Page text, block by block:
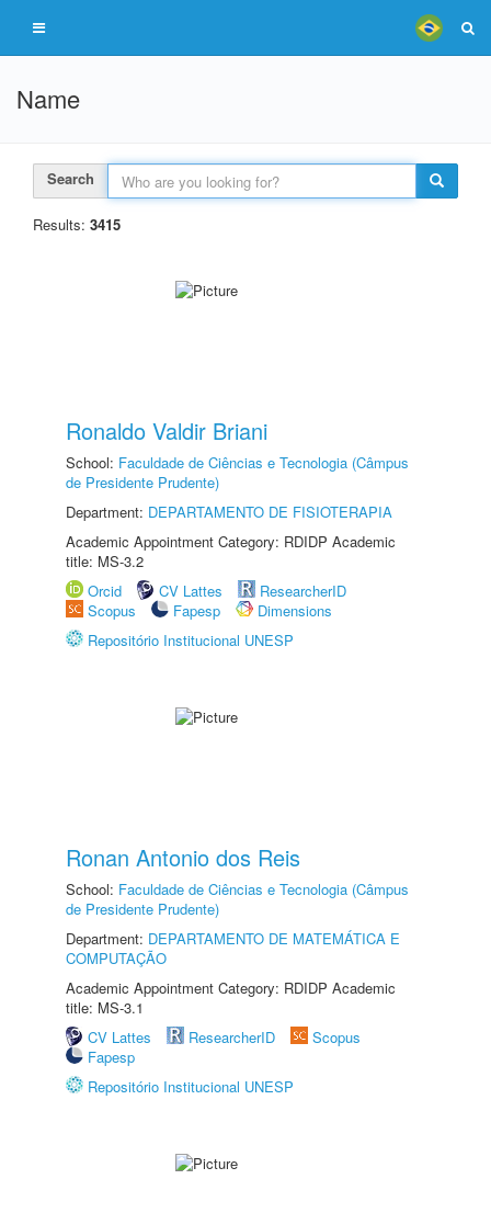
Name
Search
Results: 3415
Ronaldo Valdir Briani
School: Faculdade de Ciências e Tecnologia (Câmpus
de Presidente Prudente)
Department: DEPARTAMENTO DE FISIOTERAPIA
Academic Appointment Category: RDIDP Academic
title: MS-3.2
Orcid
CV Lattes
ResearcherID
Scopus
Fapesp
Dimensions
Repositório Institucional UNESP
Ronan Antonio dos Reis
School: Faculdade de Ciências e Tecnologia (Câmpus
de Presidente Prudente)
Department: DEPARTAMENTO DE MATEMÁTICA E
COMPUTAÇÃO
Academic Appointment Category: RDIDP Academic
title: MS-3.1
CV Lattes
ResearcherID
Scopus
Fapesp
Repositório Institucional UNESP